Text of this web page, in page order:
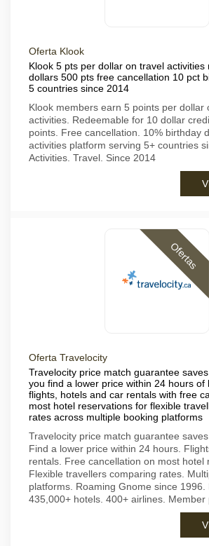
Oferta Klook
Klook 5 pts per dollar on travel activities
dollars 500 pts free cancellation 10 pct
5 countries since 2014
Klook members earn 5 points per dollar
activities. Redeemable for 10 dollar
points. Free cancellation. 10% birthday
activities platform serving 5+ countries
Activities. Travel. Since 2014
Ofertas
Oferta Travelocity
Travelocity price match guarantee
you find a lower price within 24 hours of
flights, hotels and car rentals with free
most hotel reservations for flexible
rates across multiple booking platforms
Travelocity price match guarantee
Find a lower price within 24 hours.
rentals. Free cancellation on most hotel
Flexible travellers comparing rates.
platforms. Roaming Gnome since 1996.
435,000+ hotels. 400+ airlines. Member